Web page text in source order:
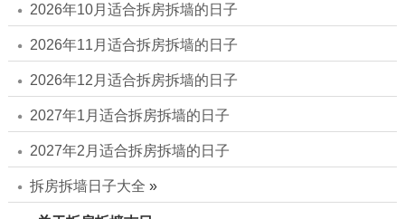
2026年10月适合拆房拆墙的日子
2026年11月适合拆房拆墙的日子
2026年12月适合拆房拆墙的日子
2027年1月适合拆房拆墙的日子
2027年2月适合拆房拆墙的日子
拆房拆墙日子大全 »